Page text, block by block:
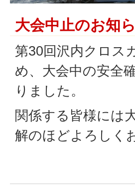
大会中止のお知
第30回沢内クロス
め、大会中の安全
りました。
関係する皆様には
解のほどよろしく